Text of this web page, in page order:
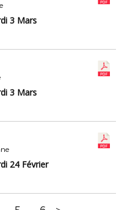
3 Mars
3 Mars
24 Février